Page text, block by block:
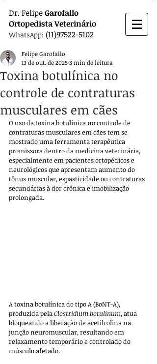
Dr. FelipeGarofallo
OrtopedistaVeterinário
WhatsApp: (11)97522-5102
Toxina botulínica no
controle de contraturas
musculares em cães
Felipe Garofallo
13 de out. de 20253 min de leitura
O uso da toxina botulínica no controle de
contraturas musculares em cães tem se
mostrado uma ferramenta terapêutica
promissora dentro da medicina veterinária,
especialmente em pacientes ortopédicos e
neurológicos que apresentam aumento do
tônus muscular, espasticidade ou contraturas
secundárias à dor crônica e imobilização
prolongada.
A toxina botulínica do tipo A (BoNT-A),
produzida pela Clostridium botulinum, atua
bloqueando a liberação de acetilcolina na
junção neuromuscular, resultando em
relaxamento temporário e controlado do
músculo afetado.